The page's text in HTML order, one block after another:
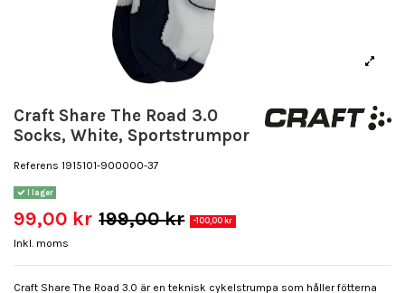
Craft Share The Road 3.0
Socks, White, Sportstrumpor
Referens 1915101-900000-37
I lager
99,00 kr 199,00 kr -100,00 kr
Inkl. moms
Craft Share The Road 3.0 är en teknisk cykelstrumpa som håller fötterna